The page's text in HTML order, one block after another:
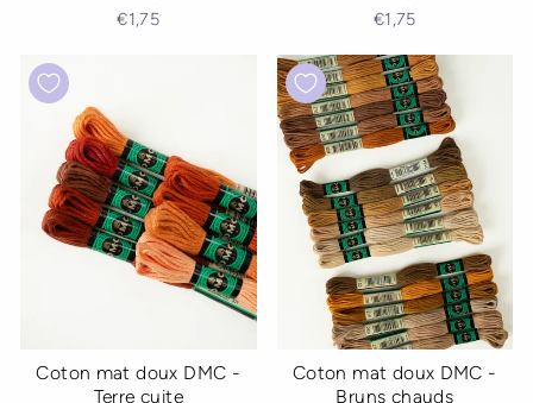
€1,75 €1,75
Coton mat doux DMC -
Terre cuite
Coton mat doux DMC -
Bruns chauds